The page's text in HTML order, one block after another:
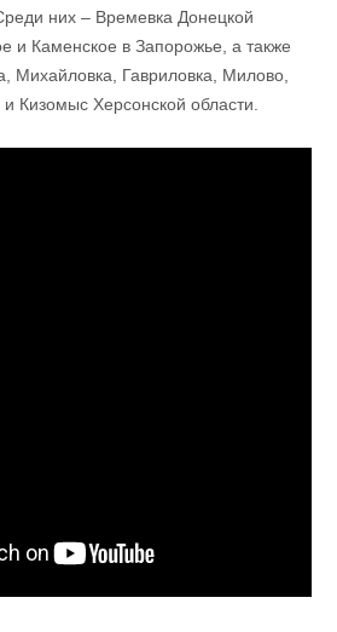
них – Времевка Донецкой
и Каменское в Запорожье, а также
Михайловка, Гавриловка, Милово,
и Кизомыс Херсонской области.